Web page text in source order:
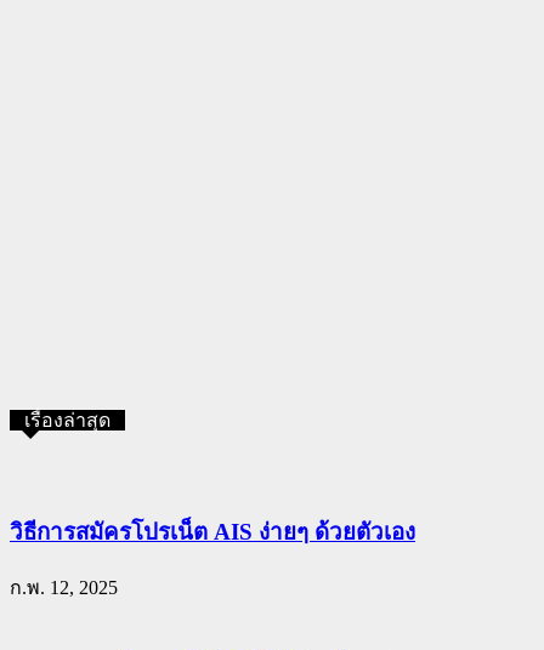
เรื่องล่าสุด
วิธีการสมัครโปรเน็ต AIS ง่ายๆ ด้วยตัวเอง
ก.พ. 12, 2025